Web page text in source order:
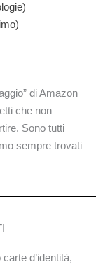
di Amazon
che non
Sono tutti
sempre trovati
d’identità,